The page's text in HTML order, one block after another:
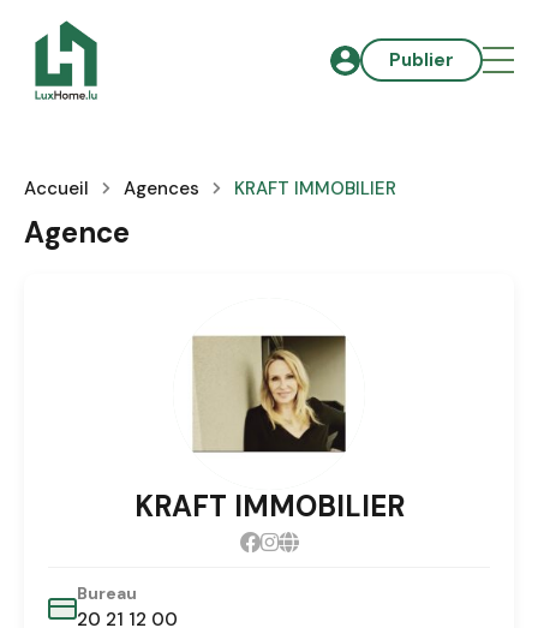
Publier
Accueil Agences KRAFT IMMOBILIER
Agence
KRAFT IMMOBILIER
Bureau
20 21 12 00